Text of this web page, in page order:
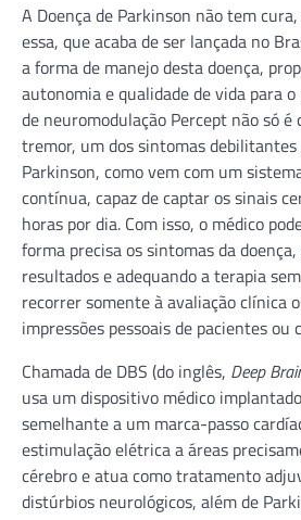
A Doença de Parkinson não tem
essa, que acaba de ser lançada no
a forma de manejo desta doença,
autonomia e qualidade de vida para
de neuromodulação Percept não só é
tremor, um dos sintomas debilitantes
Parkinson, como vem com um
contínua, capaz de captar os sinais
horas por dia. Com isso, o médico
forma precisa os sintomas da
resultados e adequando a terapia
recorrer somente à avaliação clínica
impressões pessoais de pacientes ou
Chamada de DBS (do inglês, Deep
usa um dispositivo médico
semelhante a um marca-passo
estimulação elétrica a áreas
cérebro e atua como tratamento
distúrbios neurológicos, além de